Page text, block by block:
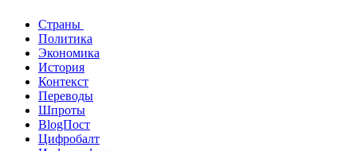
Страны
Политика
Экономика
История
Контекст
Переводы
Шпроты
BlogПост
Цифробалт